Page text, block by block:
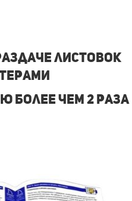
листовок
более чем 2 раза